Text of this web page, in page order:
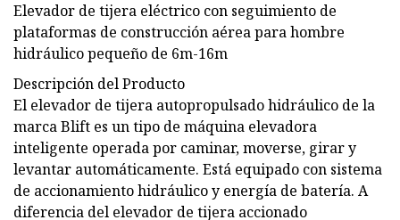
Elevador de tijera eléctrico con seguimiento de
plataformas de construcción aérea para hombre
hidráulico pequeño de 6m-16m
Descripción del Producto
El elevador de tijera autopropulsado hidráulico de la
marca Blift es un tipo de máquina elevadora
inteligente operada por caminar, moverse, girar y
levantar automáticamente. Está equipado con sistema
de accionamiento hidráulico y energía de batería. A
diferencia del elevador de tijera accionado